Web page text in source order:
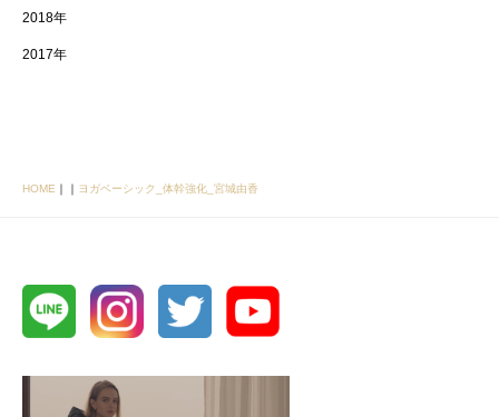
2018年
2017年
HOME ｜ ｜ ヨガベーシック_体幹強化_宮城由香